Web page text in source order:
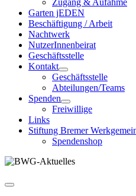
Zugang & Aufahme
Garten jEDEN
Beschäftigung / Arbeit
Nachtwerk
NutzerInnenbeirat
Geschäftsstelle
Kontakt
Geschäftsstelle
Abteilungen/Teams
Spenden
Freiwillige
Links
Stiftung Bremer
Spendenshop